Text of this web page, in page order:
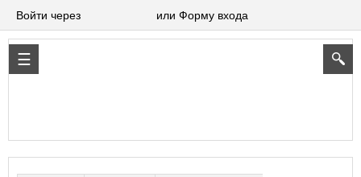
Войти через или Форму входа